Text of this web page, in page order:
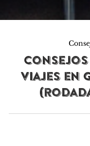
Consejos
viajes en